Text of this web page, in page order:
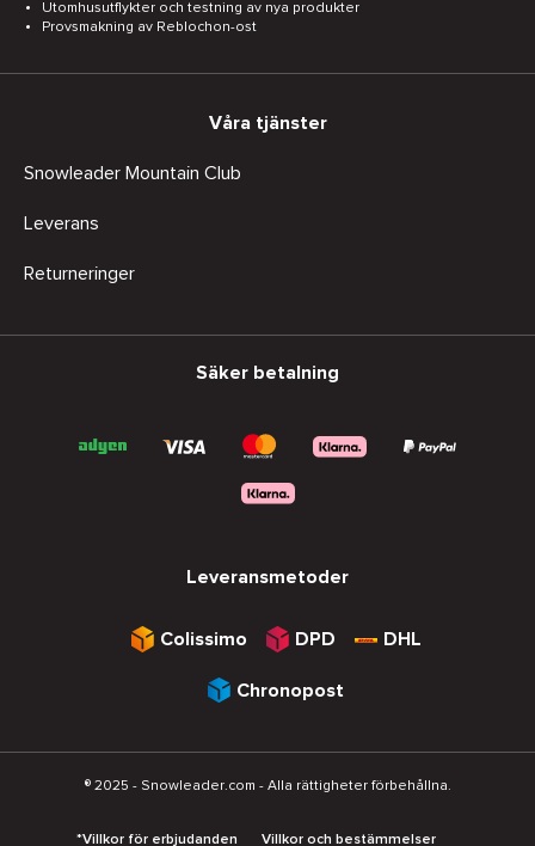
Utomhusutflykter och testning av nya produkter
Provsmakning av Reblochon-ost
Våra tjänster
Snowleader Mountain Club
Leverans
Returneringer
Säker betalning
Leveransmetoder
Colissimo DPD DHL
Chronopost
® 2025 - Snowleader.com - Alla rättigheter förbehållna.
*Villkor för erbjudanden Villkor och bestämmelser